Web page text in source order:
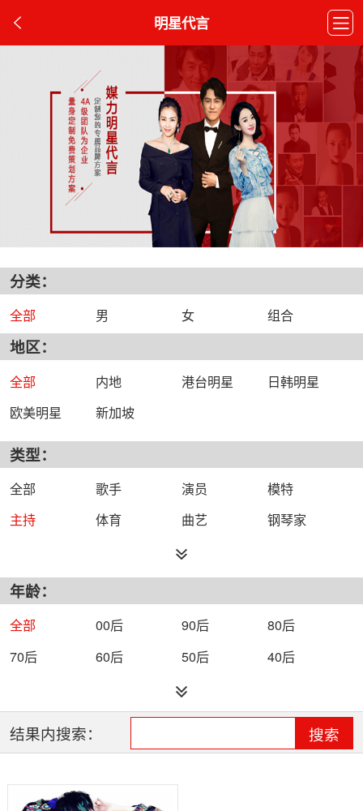
明星代言
分类：
全部 男 女 组合
地区：
全部 内地 港台明星
日韩明星
欧美明星
新加坡
类型：
全部 歌手 演员
模特
主持
体育 曲艺 钢琴家
年龄：
全部 00后 90后
80后
70后
60后 50后 40后
结果内搜索： 搜索